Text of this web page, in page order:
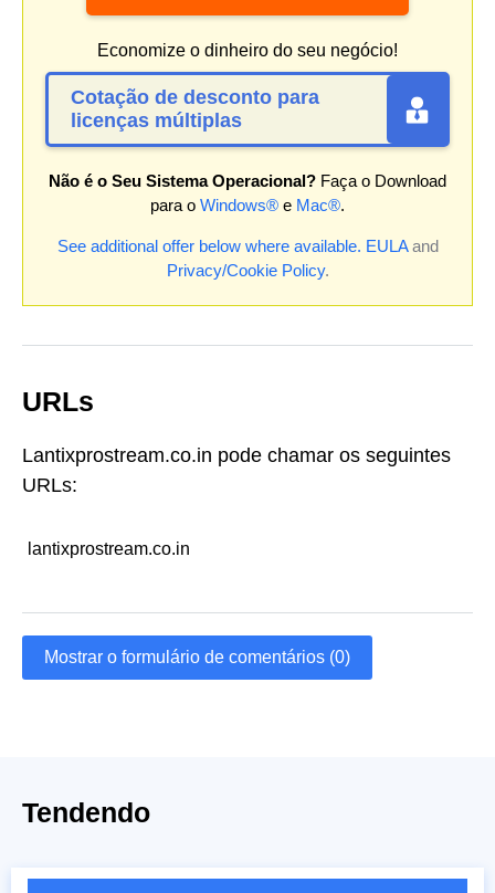
Economize o dinheiro do seu negócio!
Cotação de desconto para
licenças múltiplas
Não é o Seu Sistema Operacional? Faça o Download
para o Windows® e Mac®.
See additional offer below where available. EULAand
Privacy/Cookie Policy.
URLs
Lantixprostream.co.in pode chamar os seguintes
URLs:
lantixprostream.co.in
Mostrar o formulário de comentários (0)
Tendendo